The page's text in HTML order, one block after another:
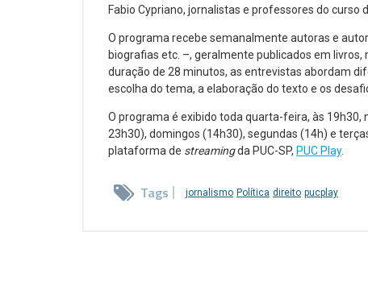
Fabio Cypriano, jornalistas e professores do curso
O programa recebe semanalmente autoras e
biografias etc. –, geralmente publicados em
duração de 28 minutos, as entrevistas abordam
escolha do tema, a elaboração do texto e os
O programa é exibido toda quarta-feira, às 19h30,
23h30), domingos (14h30), segundas (14h) e
plataforma de streamingda PUC-SP, PUC Play.
Tags jornalismo Política direito pucplay